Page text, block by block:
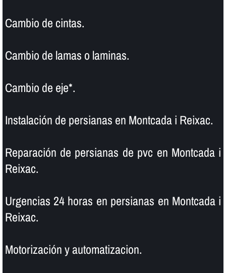
Cambio de cintas.
Cambio de lamas o laminas.
Cambio de eje*.
Instalación de persianas en Montcada i Reixac.
Reparación de persianas de pvc en Montcada i
Reixac.
Urgencias 24 horas en persianas en Montcada i
Reixac.
Motorización y automatizacion.